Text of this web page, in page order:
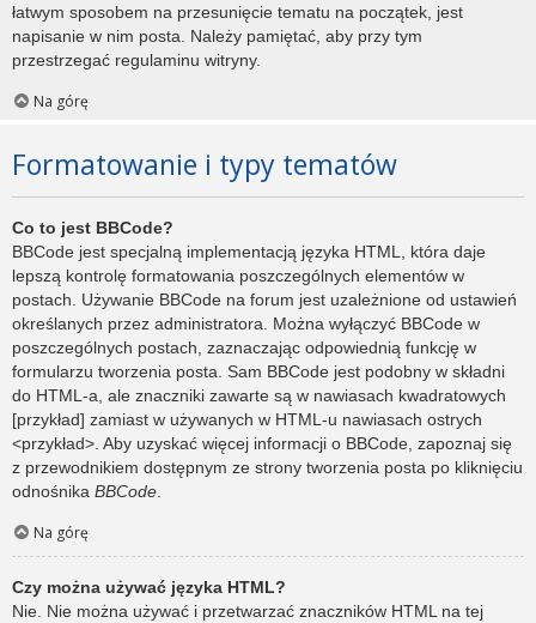
łatwym sposobem na przesunięcie tematu na początek, jest
napisanie w nim posta. Należy pamiętać, aby przy tym
przestrzegać regulaminu witryny.
Na górę
Formatowanie i typy tematów
Co to jest BBCode?
BBCode jest specjalną implementacją języka HTML, która daje
lepszą kontrolę formatowania poszczególnych elementów w
postach. Używanie BBCode na forum jest uzależnione od ustawień
określanych przez administratora. Można wyłączyć BBCode w
poszczególnych postach, zaznaczając odpowiednią funkcję w
formularzu tworzenia posta. Sam BBCode jest podobny w składni
do HTML-a, ale znaczniki zawarte są w nawiasach kwadratowych
[przykład] zamiast w używanych w HTML-u nawiasach ostrych
<przykład>. Aby uzyskać więcej informacji o BBCode, zapoznaj się
z przewodnikiem dostępnym ze strony tworzenia posta po kliknięciu
odnośnika BBCode
Na górę
Czy można używać języka HTML?
Nie. Nie można używać i przetwarzać znaczników HTML na tej